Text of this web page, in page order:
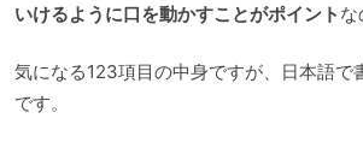
いけるように口を動かすことがポイント な
気になる123項目の中身ですが、日本語で
です。